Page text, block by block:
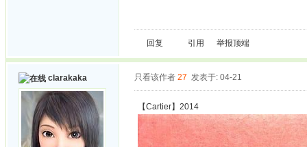
回复 引用 举报顶端
clarakaka 只看该作者 27 发表于: 04-21
【Cartier】2014